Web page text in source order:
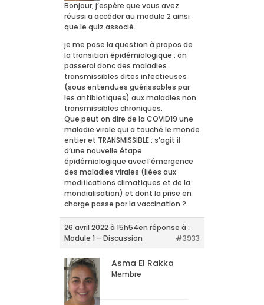
Bonjour, j’espère que vous avez
réussi a accéder au module 2 ainsi
que le quiz associé.
je me pose la question à propos de
la transition épidémiologique : on
passerai donc des maladies
transmissibles dites infectieuses
(sous entendues guérissables par
les antibiotiques) aux maladies non
transmissibles chroniques.
Que peut on dire de la COVID19 une
maladie virale qui a touché le monde
entier et TRANSMISSIBLE : s’agit il
d’une nouvelle étape
épidémiologique avec l’émergence
des maladies virales (liées aux
modifications climatiques et de la
mondialisation) et dont la prise en
charge passe par la vaccination ?
26 avril 2022 à 15h54en réponse à :
Module 1 – Discussion
#3933
Asma El Rakka
Membre